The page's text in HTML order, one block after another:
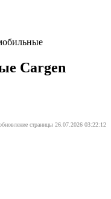
Cargen
страницы 26.07.2026 03:22:12